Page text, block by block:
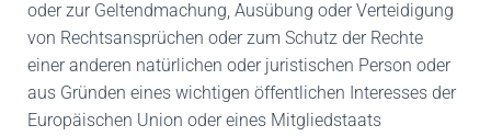
oder zur Geltendmachung, Ausübung oder Verteidigung
von Rechtsansprüchen oder zum Schutz der Rechte
einer anderen natürlichen oder juristischen Person oder
aus Gründen eines wichtigen öffentlichen Interesses der
Europäischen Union oder eines Mitgliedstaats